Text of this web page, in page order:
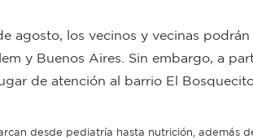
agosto, los vecinos y vecinas podrán
y Buenos Aires. Sin embargo, a
de atención al barrio El
desde pediatría hasta nutrición, además